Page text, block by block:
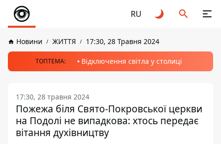
RU
Новини ЖИТТЯ 17:30, 28 Травня 2024
ТОПТЕМА: Відключення світла у столиці
17:30, 28 травня 2024
Пожежа біля Свято-Покровської церкви
на Подолі не випадкова: хтось передає
вітання духівництву